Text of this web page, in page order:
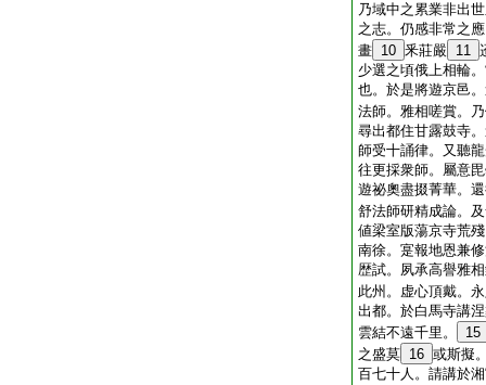
乃域中之累業非出
之志。仍感非常之
畫 10 釆莊嚴 11
少選之頃俄上相輪
也。於是將遊京邑
法師。雅相嗟賞。
尋出都住甘露鼓寺
師受十誦律。又聽
往更採衆師。屬意
遊祕奧盡掇菁華。
舒法師研精成論。
値梁室版蕩京寺荒
南徐。寔報地恩兼
歴試。夙承高譽雅
此州。虚心頂戴。
出都。於白馬寺講
雲結不遠千里。
15
之盛莫 16 或斯擬
百七十人。請講於